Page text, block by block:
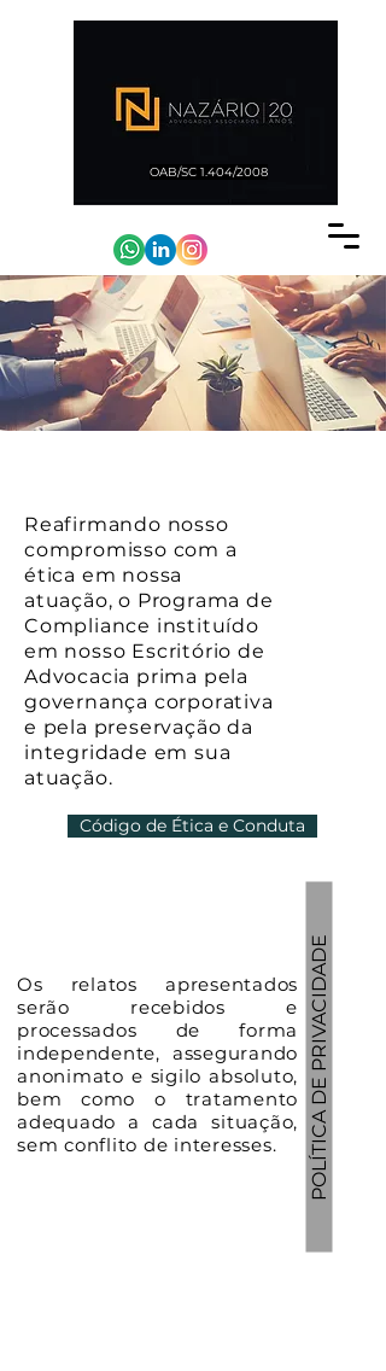
OAB/SC 1.404/2008
Reafirmando nosso
compromisso com a
ética em nossa
atuação, o Programa de
Compliance instituído
em nosso Escritório de
Advocacia prima pela
governança corporativa
e pela preservação da
integridade em sua
atuação.
Código de Ética e Conduta
Os relatos apresentados
serão recebidos e
processados de forma
independente, assegurando
anonimato e sigilo absoluto,
bem como o tratamento
adequado a cada situação,
sem conflito de interesses.
POLÍTICA DE PRIVACIDADE